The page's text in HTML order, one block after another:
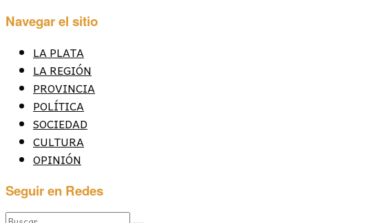
Navegar el sitio
LA PLATA
LA REGIÓN
PROVINCIA
POLÍTICA
SOCIEDAD
CULTURA
OPINIÓN
Seguir en Redes